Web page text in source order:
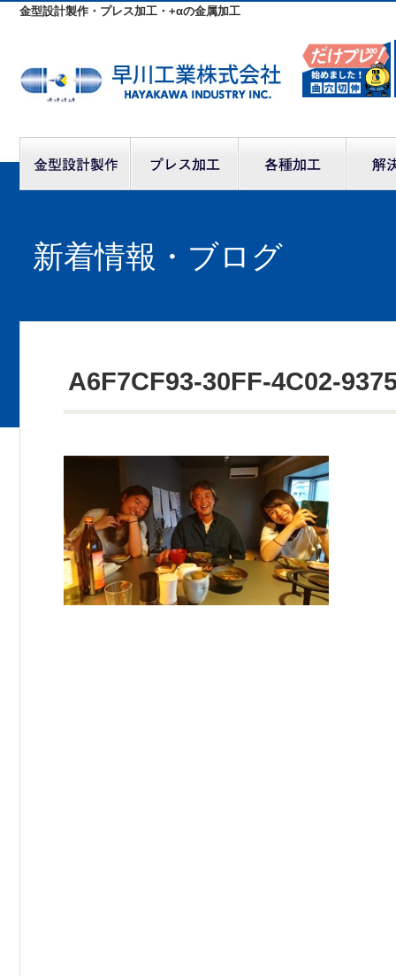
金型設計製作・プレス加工・+αの金属加工
新着情報・ブログ
A6F7CF93-30FF-4C02-